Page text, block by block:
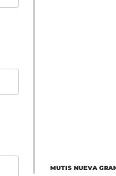
MUTIS NUEVA